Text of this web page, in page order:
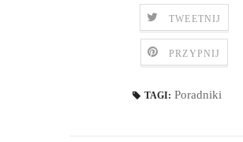
TWEETNIJ
PRZYPNIJ
TAGI: Poradniki